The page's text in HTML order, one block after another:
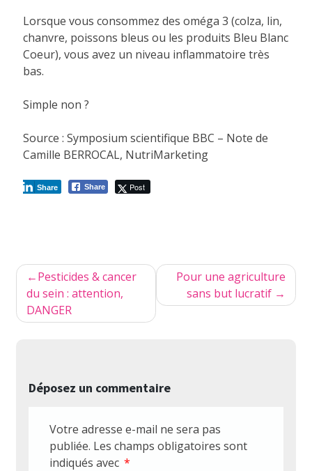
Lorsque vous consommez des oméga 3 (colza, lin,
chanvre, poissons bleus ou les produits Bleu Blanc
Coeur), vous avez un niveau inflammatoire très
bas.
Simple non ?
Source : Symposium scientifique BBC – Note de
Camille BERROCAL, NutriMarketing
Share Post
Share
Navigation
de
l’article
Pesticides & cancer
du sein : attention,
DANGER
Pour une agriculture
sans but lucratif
Déposez un commentaire
Votre adresse e-mail ne sera pas
publiée. Les champs obligatoires sont
indiqués avec *